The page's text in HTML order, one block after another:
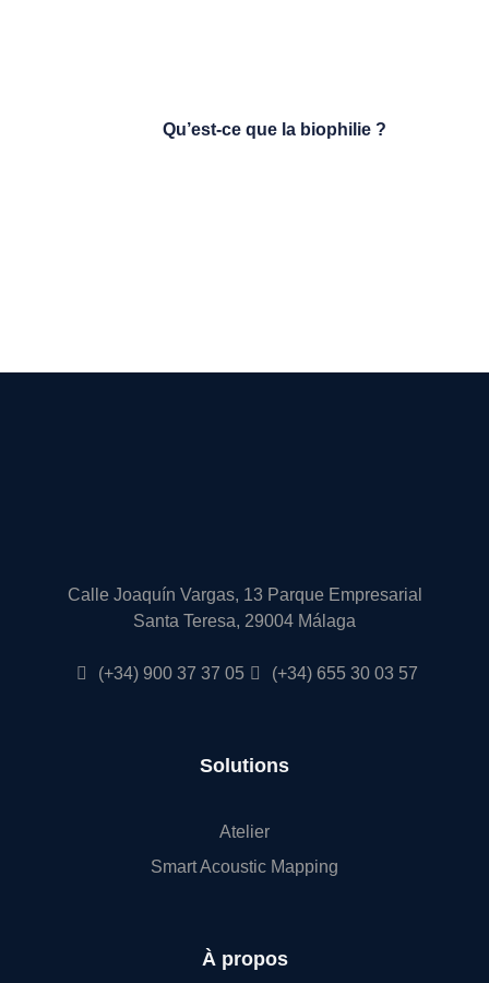
Qu’est-ce que la biophilie ?
Calle Joaquín Vargas, 13 Parque Empresarial
Santa Teresa, 29004 Málaga
(+34) 900 37 37 05 (+34) 655 30 03 57
Solutions
Atelier
Smart Acoustic Mapping
À propos